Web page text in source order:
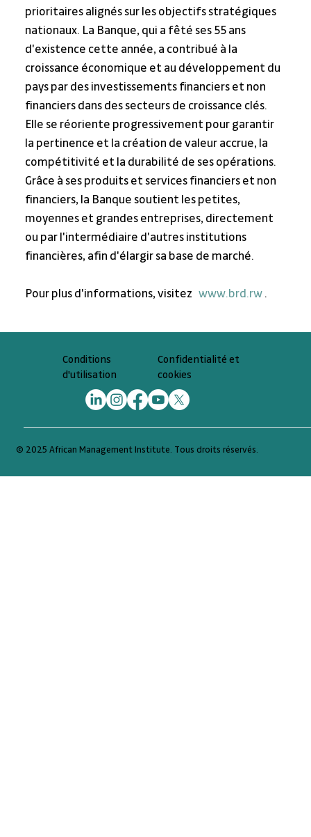
prioritaires alignés sur les objectifs stratégiques
nationaux. La Banque, qui a fêté ses 55 ans
d'existence cette année, a contribué à la
croissance économique et au développement du
pays par des investissements financiers et non
financiers dans des secteurs de croissance clés.
Elle se réoriente progressivement pour garantir
la pertinence et la création de valeur accrue, la
compétitivité et la durabilité de ses opérations.
Grâce à ses produits et services financiers et non
financiers, la Banque soutient les petites,
moyennes et grandes entreprises, directement
ou par l'intermédiaire d'autres institutions
financières, afin d'élargir sa base de marché.
Pour plus d'informations, visitez www.brd.rw .
© 2025 African Management Institute. Tous droits réservés.
Conditions
d'utilisation
Confidentialité et
cookies